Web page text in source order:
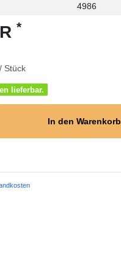
4986
*
Stück
lieferbar.
In den Warenkorb